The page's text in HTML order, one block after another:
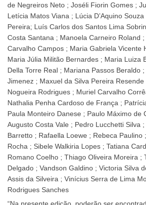
de Negreiros Neto ; Joséli Fiorin Gomes ;
Letícia Matos Viana ; Lúcia D’Aquino
Pereira; Luís Carlos dos Santos Lima
Costa Santana ; Manoela Carneiro Roland ;
Carvalho Campos ; Maria Gabriela Vicente
Maria Júlia Militão Bernardes ; Maria Luiza
Della Torre Real ; Mariana Passos Beraldo
Jimenez ; Maxuel da Silva Pereira
Nogueira Rodrigues ; Muriel Carvalho
Nathalia Penha Cardoso de França ;
Paula Monteiro Danese ; Paulo Máximo de
Augusto Costa Vale ; Pedro Lucchetti Silva
Barretto ; Rafaella Loewe ; Rebeca Paulino
Rocha ; Sibele Walkiria Lopes ; Tatiana
Romano Coelho ; Thiago Oliveira Moreira ;
Delgado ; Vandson Galdino ; Victoria Silva
Assis da Silveira ; Vinícius Serra de Lima
Rodrigues Sanches
“Na presente edição, poderão ser